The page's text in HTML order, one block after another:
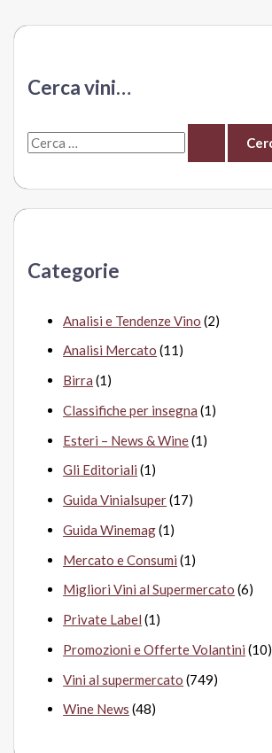
Cerca vini…
C
r
:Categorie
Analisi e Tendenze Vino (2)
Analisi Mercato (11)
Birra (1)
Classifiche per insegna (1)
Esteri – News & Wine(1)
Gli Editoriali (1)
Guida Vinialsuper(17)
Guida Winemag(1)
Mercato e Consumi (1)
Migliori Vini al Supermercato (6)
Private Label (1)
Promozioni e Offerte Volantini (10)
Vini al supermercato (749)
Wine News (48)